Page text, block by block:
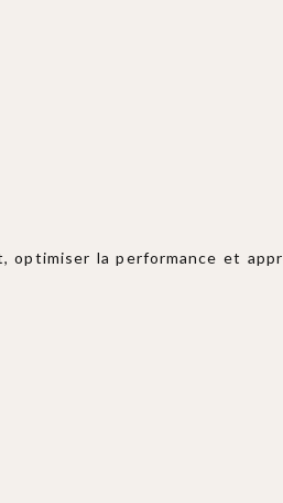
la performance et